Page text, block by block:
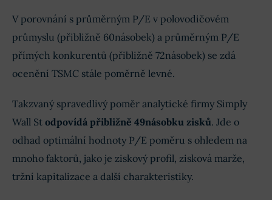
V porovnání s průměrným P/E v polovodičovém
průmyslu (přibližně 60násobek) a průměrným P/E
přímých konkurentů (přibližně 72násobek) se zdá
ocenění TSMC stále poměrně levné.
Takzvaný spravedlivý poměr analytické firmy Simply
Wall St odpovídá přibližně 49násobku zisků. Jde o
odhad optimální hodnoty P/E poměru s ohledem na
mnoho faktorů, jako je ziskový profil, zisková marže,
tržní kapitalizace a další charakteristiky.